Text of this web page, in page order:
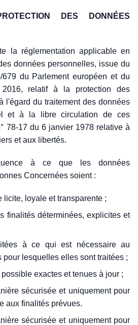
DES DONNÉES
la réglementation applicable en
données personnelles, issue du
679 du Parlement européen et du
relatif à la protection des
l'égard du traitement des données
et à la libre circulation de ces
78-17 du 6 janvier 1978 relative à
et aux libertés.
à ce que les données
Concernées soient :
licite, loyale et transparente ;
finalités déterminées, explicites et
à ce qui est nécessaire au
pour lesquelles elles sont traitées ;
exactes et tenues à jour ;
sécurisée et uniquement pour
aux finalités prévues.
sécurisée et uniquement pour